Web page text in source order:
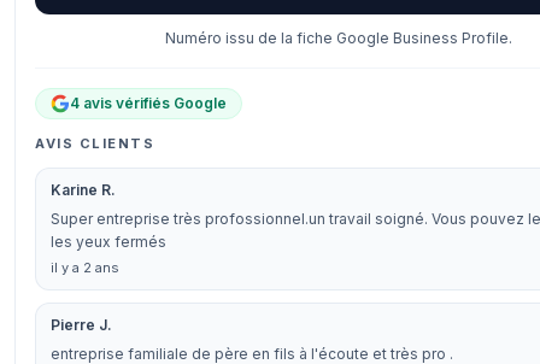
Numéro issu de la fiche Google Business Profile.
4 avis vérifiés Google
AVIS CLIENTS
Karine R.
Super entreprise très profossionnel.un travail soigné. Vous pouvez
les yeux fermés
il y a 2 ans
Pierre J.
entreprise familiale de père en fils à l'écoute et très pro .